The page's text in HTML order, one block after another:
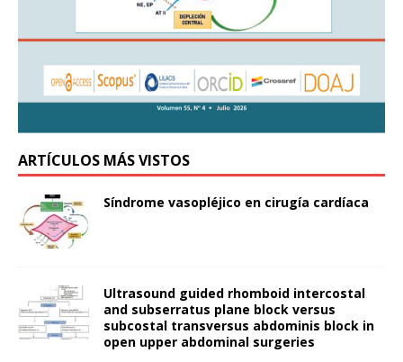
ARTÍCULOS MÁS VISTOS
Síndrome vasopléjico en cirugía cardíaca
Ultrasound guided rhomboid intercostal
and subserratus plane block versus
subcostal transversus abdominis block in
open upper abdominal surgeries